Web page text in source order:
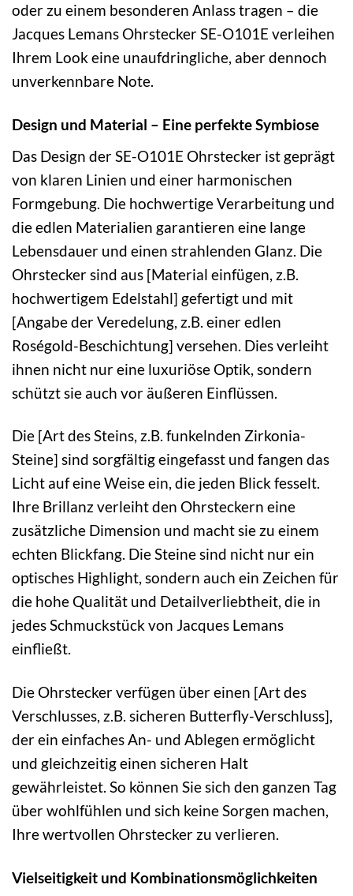
oder zu einem besonderen Anlass tragen – die
Jacques Lemans Ohrstecker SE-O101E verleihen
Ihrem Look eine unaufdringliche, aber dennoch
unverkennbare Note.
Design und Material – Eine perfekte Symbiose
Das Design der SE-O101E Ohrstecker ist geprägt
von klaren Linien und einer harmonischen
Formgebung. Die hochwertige Verarbeitung und
die edlen Materialien garantieren eine lange
Lebensdauer und einen strahlenden Glanz. Die
Ohrstecker sind aus [Material einfügen, z.B.
hochwertigem Edelstahl] gefertigt und mit
[Angabe der Veredelung, z.B. einer edlen
Roségold-Beschichtung] versehen. Dies verleiht
ihnen nicht nur eine luxuriöse Optik, sondern
schützt sie auch vor äußeren Einflüssen.
Die [Art des Steins, z.B. funkelnden Zirkonia-
Steine] sind sorgfältig eingefasst und fangen das
Licht auf eine Weise ein, die jeden Blick fesselt.
Ihre Brillanz verleiht den Ohrsteckern eine
zusätzliche Dimension und macht sie zu einem
echten Blickfang. Die Steine sind nicht nur ein
optisches Highlight, sondern auch ein Zeichen für
die hohe Qualität und Detailverliebtheit, die in
jedes Schmuckstück von Jacques Lemans
einfließt.
Die Ohrstecker verfügen über einen [Art des
Verschlusses, z.B. sicheren Butterfly-Verschluss],
der ein einfaches An- und Ablegen ermöglicht
und gleichzeitig einen sicheren Halt
gewährleistet. So können Sie sich den ganzen Tag
über wohlfühlen und sich keine Sorgen machen,
Ihre wertvollen Ohrstecker zu verlieren.
Vielseitigkeit und Kombinationsmöglichkeiten